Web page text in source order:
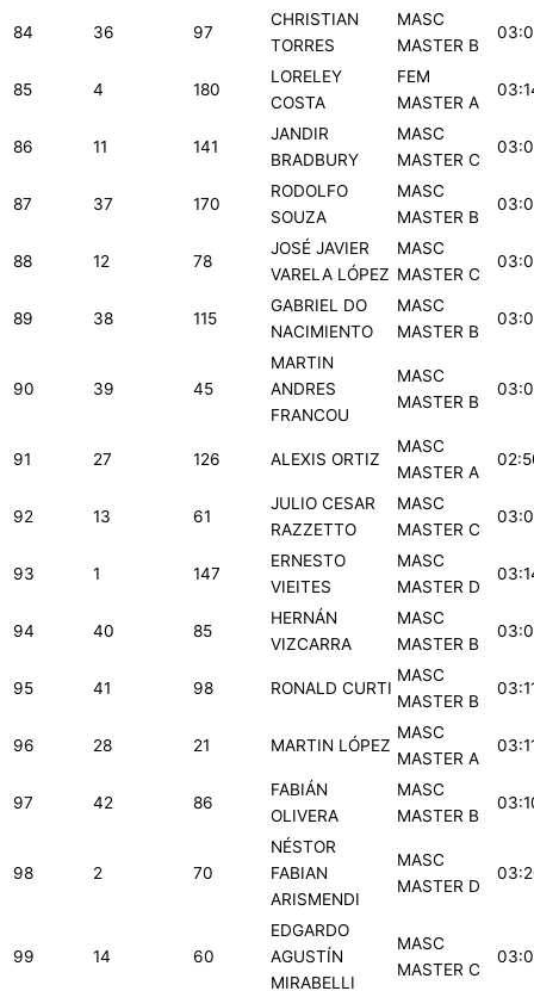
84 36 97
CHRISTIAN
TORRES
MASC
MASTER B
85 4 180
LORELEY
COSTA
FEM
MASTER A
86 11 141
JANDIR
BRADBURY
MASC
MASTER C
87 37 170
RODOLFO
SOUZA
MASC
MASTER B
88 12 78
JOSÉ JAVIER
VARELA LÓPEZ
MASC
MASTER C
89 38 115
GABRIEL DO
NACIMIENTO
MASC
MASTER B
90 39 45
MARTIN
ANDRES
FRANCOU
MASC
MASTER B
91 27 126 ALEXIS ORTIZ
MASC
MASTER A
92 13 61
JULIO CESAR
RAZZETTO
MASC
MASTER C
93 1 147
ERNESTO
VIEITES
MASC
MASTER D
94 40 85
HERNÁN
VIZCARRA
MASC
MASTER B
95 41 98 RONALD CURTI
MASC
MASTER B
96 28 21 MARTIN LÓPEZ
MASC
MASTER A
97 42 86
FABIÁN
OLIVERA
MASC
MASTER B
98 2 70
NÉSTOR
FABIAN
ARISMENDI
MASC
MASTER D
99 14 60
EDGARDO
AGUSTÍN
MIRABELLI
MASC
MASTER C